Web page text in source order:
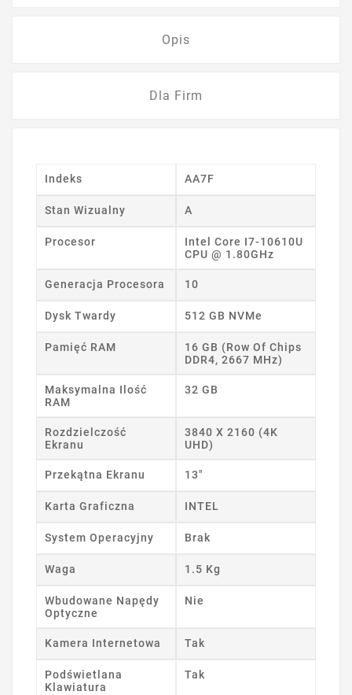
Opis
Dla Firm
Indeks AA7F
Stan Wizualny A
Procesor
Intel Core I7-10610U
CPU @ 1.80GHz
Generacja Procesora 10
Dysk Twardy 512 GB NVMe
Pamięć RAM
16 GB (Row Of Chips
DDR4, 2667 MHz)
Maksymalna Ilość
RAM
32 GB
Rozdzielczość
Ekranu
3840 X 2160 (4K
UHD)
Przekątna Ekranu 13"
Karta Graficzna INTEL
System Operacyjny Brak
Waga 1.5 Kg
Wbudowane Napędy
Optyczne
Nie
Kamera Internetowa Tak
Podświetlana
Klawiatura
Tak